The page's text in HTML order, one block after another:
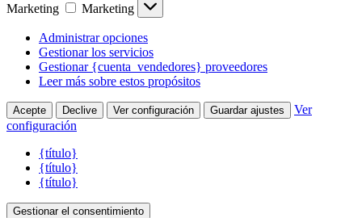
Marketing
Marketing
Administrar opciones
Gestionar los servicios
Gestionar {cuenta_vendedores} proveedores
Leer más sobre estos propósitos
Acepte Declive Ver configuración Guardar ajustes
Ver
configuración
{título}
{título}
{título}
Gestionar el consentimiento